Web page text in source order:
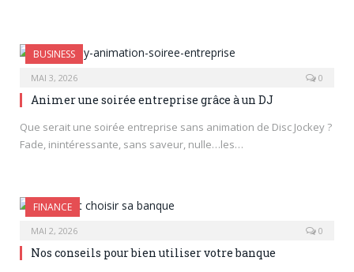
BUSINESS
MAI 3, 2026 0
Animer une soirée entreprise grâce à un DJ
Que serait une soirée entreprise sans animation de Disc Jockey ?
Fade, inintéressante, sans saveur, nulle…les…
FINANCE
MAI 2, 2026 0
Nos conseils pour bien utiliser votre banque